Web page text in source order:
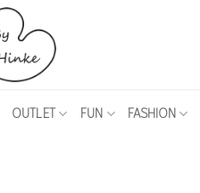
OUTLET FUN FASHION